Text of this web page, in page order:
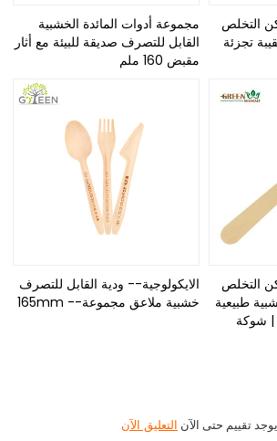
التخلص
تجزئة
مجموعة أدوات المائدة الخشبية
القابل للتصرف صديقة للبيئة مع أثار
مقبض 160 ملم
التخلص
خشبية طبيعية
| شوكة
الايكولوجية-- ودية القابل للتصرف
خشبية ملاعق مجموعة-- 165mm
يوجد تقييم حتى الآن التعليق الآن